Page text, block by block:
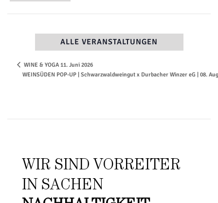
ALLE VERANSTALTUNGEN
WINE & YOGA 11. Juni 2026
WEINSÜDEN POP-UP | Schwarzwaldweingut x Durbacher Winzer eG | 08.
WIR SIND VORREITER
IN SACHEN